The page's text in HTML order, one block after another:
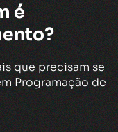
é
que precisam se
Programação de